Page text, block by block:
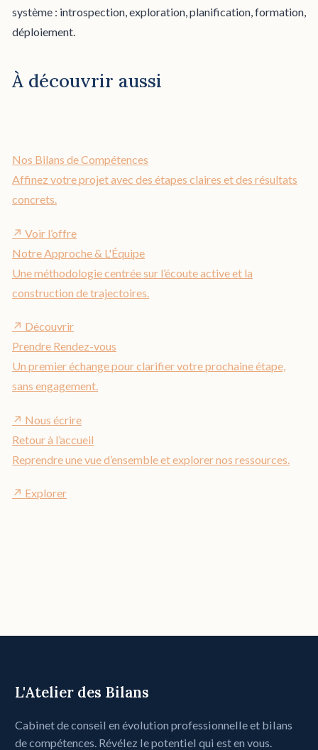
système : introspection, exploration, planification, formation,
déploiement.
À découvrir aussi
Nos Bilans de Compétences
Affinez votre projet avec des étapes claires et des résultats
concrets.
↗ Voir l’offre
Notre Approche & L'Équipe
Une méthodologie centrée sur l’écoute active et la
construction de trajectoires.
↗ Découvrir
Prendre Rendez-vous
Un premier échange pour clarifier votre prochaine étape,
sans engagement.
↗ Nous écrire
Retour à l’accueil
Reprendre une vue d’ensemble et explorer nos ressources.
↗ Explorer
L'Atelier des Bilans
Cabinet de conseil en évolution professionnelle et bilans
de compétences. Révélez le potentiel qui est en vous.